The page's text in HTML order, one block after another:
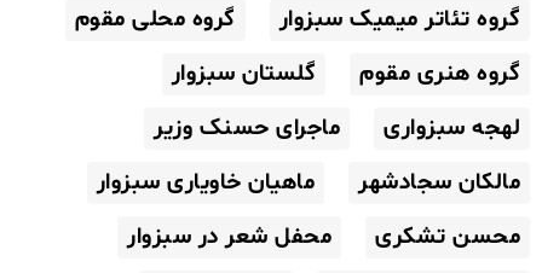
گروه تئاتر میمیک سبزوار
گروه محلی مقوم
گروه هنری مقوم
گلستان سبزوار
لهجه سبزواری
ماجرای حسنک وزیر
مالکان سجادشهر
ماهیان خاویاری سبزوار
محسن تشکری
محفل شعر در سبزوار